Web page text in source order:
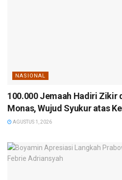
NASIONAL
100.000 Jemaah Hadiri Zikir
Monas, Wujud Syukur atas
AGUSTUS 1, 2026